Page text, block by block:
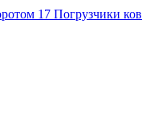
17 Погрузчики